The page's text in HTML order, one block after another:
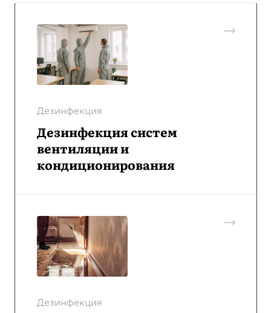
Дезинфекция
Дезинфекция систем
вентиляции и
кондиционирования
Дезинфекция